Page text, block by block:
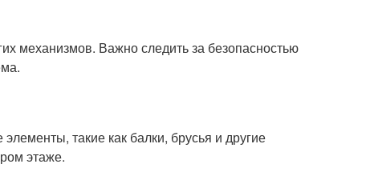
механизмов. Важно следить за безопасностью
такие как балки, брусья и другие
этаже.